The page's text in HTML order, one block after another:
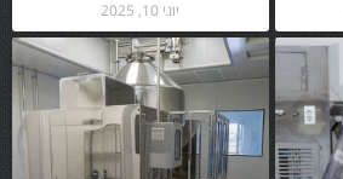
יוני 10, 2025